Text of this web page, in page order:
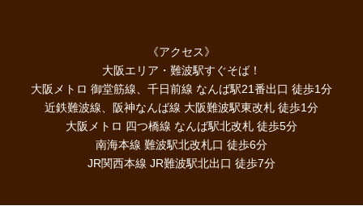
《アクセス》
大阪エリア・難波駅すぐそば！
大阪メトロ 御堂筋線、千日前線 なんば駅21番出口 徒歩1分
近鉄難波線、阪神なんば線 大阪難波駅東改札 徒歩1分
大阪メトロ 四つ橋線 なんば駅北改札 徒歩5分
南海本線 難波駅北改札口 徒歩6分
JR関西本線 JR難波駅北出口 徒歩7分